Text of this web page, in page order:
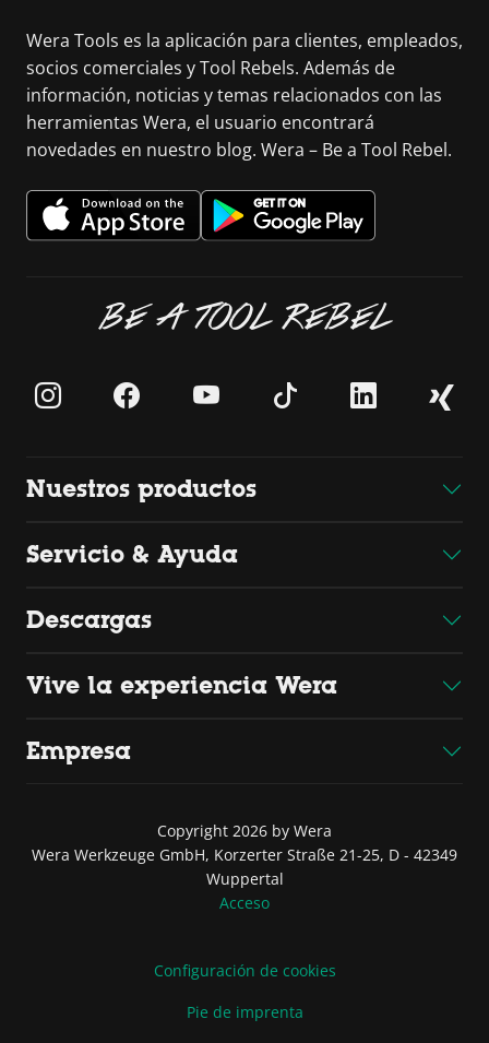
Wera Tools es la aplicación para clientes, empleados,
socios comerciales y Tool Rebels. Además de
información, noticias y temas relacionados con las
herramientas Wera, el usuario encontrará
novedades en nuestro blog. Wera – Be a Tool Rebel.
BE A TOOL REBEL
Nuestros productos
Servicio & Ayuda
Descargas
Vive la experiencia Wera
Empresa
Copyright 2026 by Wera
Wera Werkzeuge GmbH, Korzerter Straße 21-25, D - 42349
Wuppertal
Acceso
Configuración de cookies
Pie de imprenta